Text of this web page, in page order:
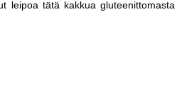
leipoa tätä kakkua gluteenittomasta